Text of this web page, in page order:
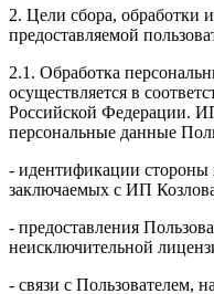
2. Цели сбора, обработки
предоставляемой
2.1. Обработка
осуществляется в
Российской Федерации.
персональные данные
- идентификации стороны
заключаемых с ИП
- предоставления
неисключительной
- связи с Пользователем,